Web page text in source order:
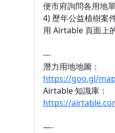
便市府詢問各用地
4) 歷年公益植樹案
用 Airtable 頁面上
---
潛力用地地圖：
https://goo.gl/
Airtable 知識庫：
https://
—-